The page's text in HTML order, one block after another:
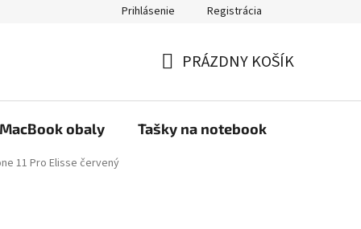
Prihlásenie Registrácia
KOŠÍK
PRÁZDNY KOŠÍK
MacBook obaly Tašky na notebook
11 Pro Elisse červený